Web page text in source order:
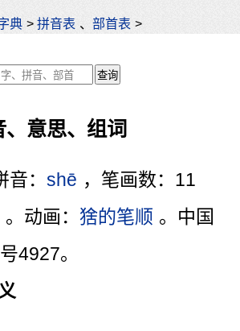
典 >拼音表 、部首表 >
意思、组词
音：shē ，笔画数：11
。动画：猞的笔顺 。中国
4927。